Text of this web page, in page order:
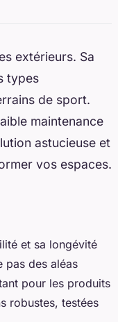
extérieurs. Sa
types
de sport.
maintenance
astucieuse et
vos espaces.
et sa longévité
pas des aléas
pour les produits
robustes, testées